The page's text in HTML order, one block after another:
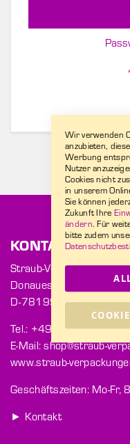
KONTAKT
Straub-Verpackungen
Donaueschinger Str. 2
D-78199 Bräunlingen
Tel.: +49 771 9202-
E-Mail: shop@straub-
www.straub-
Geschäftszeiten: Mo-Fr,
► Kontakt
Wir verwenden
anzubieten,
Werbung
Nutzer
Cookies nicht
in unserem
Sie können
Zukunft Ihre
ändern. Für
bitte zudem